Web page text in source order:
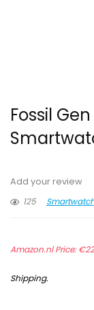
Fossil
Add your review
125
Amazon.nl Price:€
Shipping.